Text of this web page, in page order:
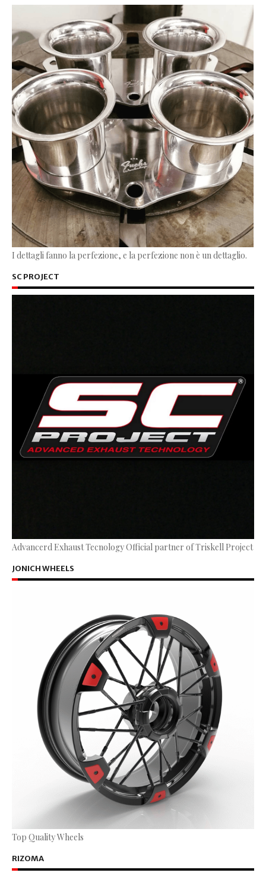
I dettagli fanno la perfezione, e la perfezione non è un dettaglio.
SC PROJECT
Advancerd Exhaust Tecnology Official partner of Triskell Project
JONICH WHEELS
Top Quality Wheels
RIZOMA